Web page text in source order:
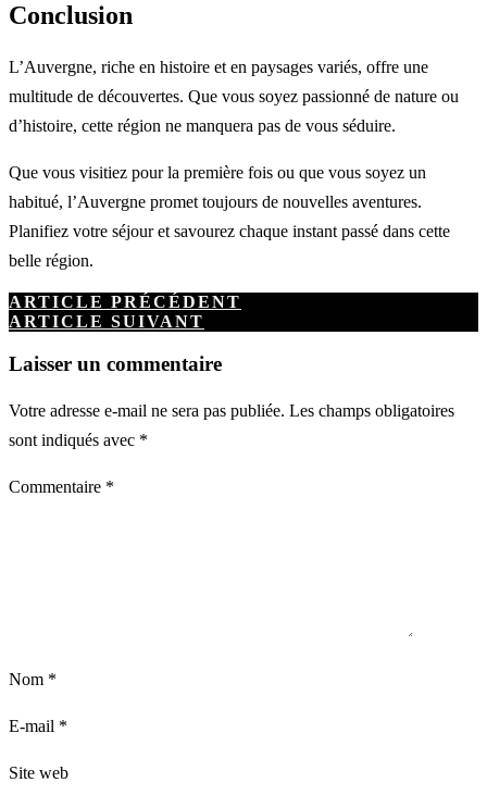
Conclusion
L’Auvergne, riche en histoire et en paysages variés, offre une
multitude de découvertes. Que vous soyez passionné de nature ou
d’histoire, cette région ne manquera pas de vous séduire.
Que vous visitiez pour la première fois ou que vous soyez un
habitué, l’Auvergne promet toujours de nouvelles aventures.
Planifiez votre séjour et savourez chaque instant passé dans cette
belle région.
ARTICLE PRÉCÉDENT
ARTICLE SUIVANT
Laisser un commentaire
Votre adresse e-mail ne sera pas publiée. Les champs obligatoires
sont indiqués avec *
Commentaire *
Nom *
E-mail *
Site web